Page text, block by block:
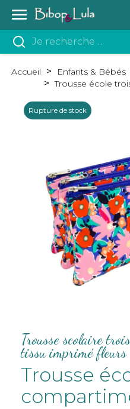

Accueil Enfants & Bébés
Trousse école
Rupture de stock
Trousse scolaire
tissu imprimé fleurs
Trousse